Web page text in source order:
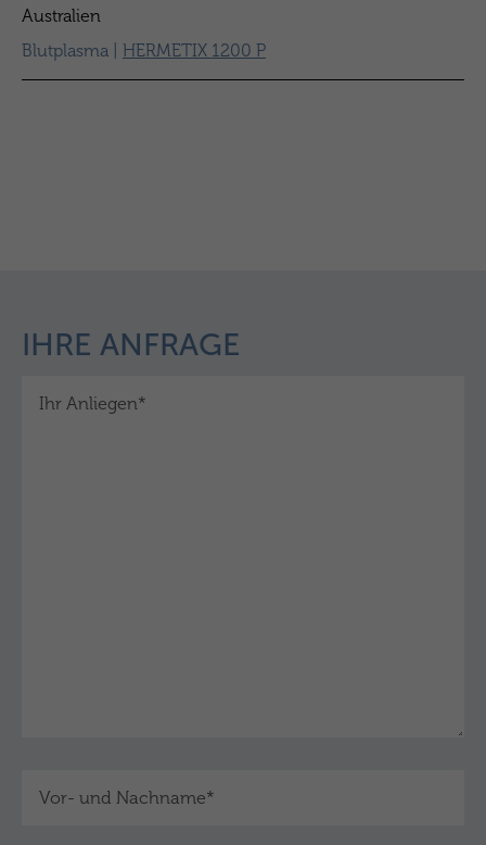
Australien
Blutplasma | HERMETIX 1200 P
IHRE ANFRAGE